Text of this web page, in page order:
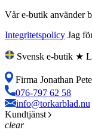
Vår e-butik använder
Integritetspolicy Jag
Svensk e-butik ★
Firma Jonathan
076-797 62 58
info@torkarblad.nu
Kundtjänst
clear